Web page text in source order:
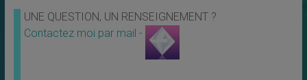
UNE QUESTION, UN RENSEIGNEMENT ?
Contactez moi par mail -